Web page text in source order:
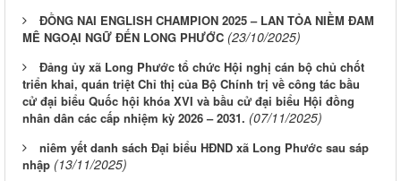
ĐỒNG NAI ENGLISH CHAMPION 2025 – LAN TỎA NIỀM ĐAM
MÊ NGOẠI NGỮ ĐẾN LONG PHƯỚC (23/10/2025)
Đảng ủy xã Long Phước tổ chức Hội nghị cán bộ chủ chốt
triển khai, quán triệt Chỉ thị của Bộ Chính trị về công tác bầu
cử đại biểu Quốc hội khóa XVI và bầu cử đại biểu Hội đồng
nhân dân các cấp nhiệm kỳ 2026 – 2031. (07/11/2025)
niêm yết danh sách Đại biểu HĐND xã Long Phước sau sáp
nhập (13/11/2025)